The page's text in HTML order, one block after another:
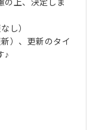
上、決定しま
し）
）、更新のタイ
♪